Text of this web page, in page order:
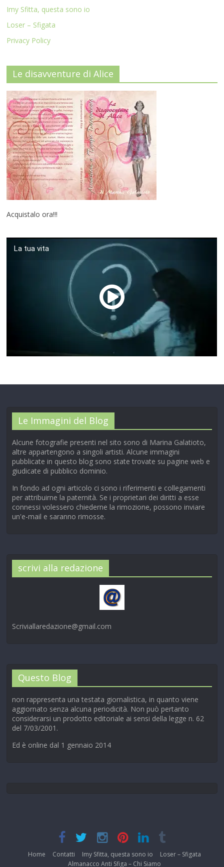
Imy Sfitta, questa sono io
Loser – Sfigata
Privacy Policy
Le disavventure di Alice
Acquistalo ora!!!
La tua vita
Le Immagini del Blog
Alcune fotografie presenti nel sito sono di Marina Galatioto,
altre appartengono a singoli artisti. Alcune immagini
pubblicate in questo blog sono state trovate su pagine web e
giudicate di pubblico dominio.
In fondo ad ogni articolo ci sono i riferimenti e collegamenti
per attribuirne la paternità. Se i proprietari dei diritti a esse
connessi volessero chiederne la rimozione, possono inviare
un'e-mail e saranno rimosse.
scrivi alla redazione
Scriviallaredazione@gmail.com
Questo Blog
non rappresenta una testata giornalistica, in quanto viene
aggiornato senza alcuna periodicità. Non può pertanto
considerarsi un prodotto editoriale ai sensi della legge n. 62
del 7/03/2001.
Ed è online dal 1 gennaio 2014
Home Contatti Imy Sfitta, questa sono io
Loser – Sfigata
Almanacco Anti Sfiga – Chi Siamo